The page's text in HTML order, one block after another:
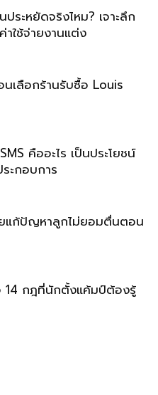
ประหยัดจริงไหม? เจาะลึก
ใช้จ่ายงานแต่ง
เลือกร้านรับซื้อ Louis
คืออะไร เป็นประโยชน์
ะกอบการ
แก้ปัญหาลูกไม่ยอมตื่นตอน
14 กฎที่นักตั้งแค้มป์ต้องรู้